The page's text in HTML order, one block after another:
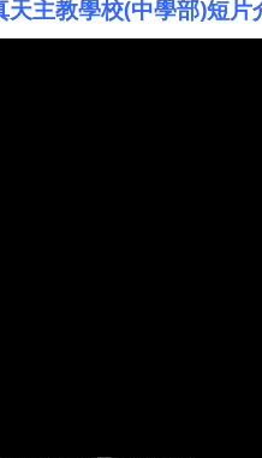
天主教學校(中學部)短片